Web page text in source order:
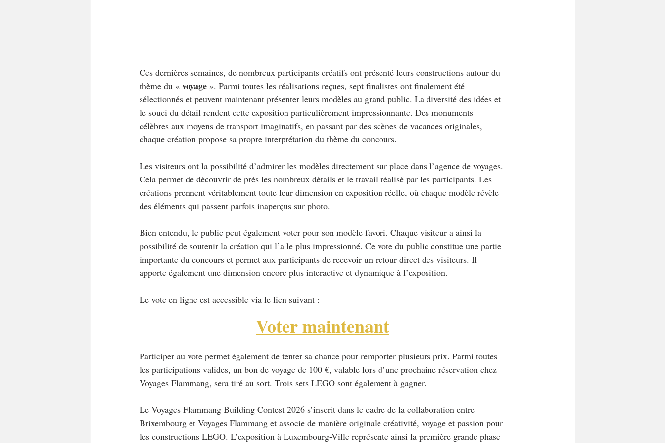
Ces dernières semaines, de nombreux participants créatifs ont présenté leurs constructions autour du
thème du « voyage ». Parmi toutes les réalisations reçues, sept finalistes ont finalement été
sélectionnés et peuvent maintenant présenter leurs modèles au grand public. La diversité des idées et
le souci du détail rendent cette exposition particulièrement impressionnante. Des monuments
célèbres aux moyens de transport imaginatifs, en passant par des scènes de vacances originales,
chaque création propose sa propre interprétation du thème du concours.
Les visiteurs ont la possibilité d’admirer les modèles directement sur place dans l’agence de voyages.
Cela permet de découvrir de près les nombreux détails et le travail réalisé par les participants. Les
créations prennent véritablement toute leur dimension en exposition réelle, où chaque modèle révèle
des éléments qui passent parfois inaperçus sur photo.
Bien entendu, le public peut également voter pour son modèle favori. Chaque visiteur a ainsi la
possibilité de soutenir la création qui l’a le plus impressionné. Ce vote du public constitue une partie
importante du concours et permet aux participants de recevoir un retour direct des visiteurs. Il
apporte également une dimension encore plus interactive et dynamique à l’exposition.
Le vote en ligne est accessible via le lien suivant :
Voter maintenant
Participer au vote permet également de tenter sa chance pour remporter plusieurs prix. Parmi toutes
les participations valides, un bon de voyage de 100 €, valable lors d’une prochaine réservation chez
Voyages Flammang, sera tiré au sort. Trois sets LEGO sont également à gagner.
Le Voyages Flammang Building Contest 2026 s’inscrit dans le cadre de la collaboration entre
Brixembourg et Voyages Flammang et associe de manière originale créativité, voyage et passion pour
les constructions LEGO. L’exposition à Luxembourg-Ville représente ainsi la première grande phase